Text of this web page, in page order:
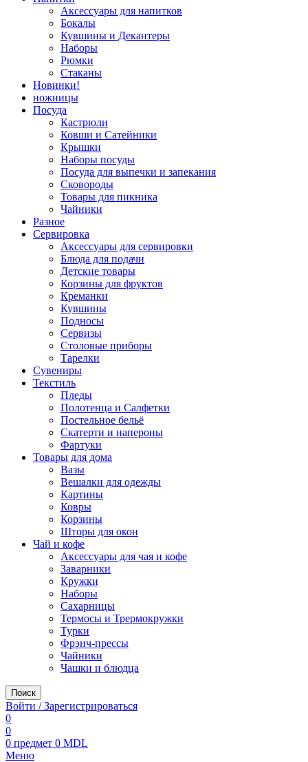
Аксессуары для напитков
Бокалы
Кувшины и Декантеры
Наборы
Рюмки
Стаканы
Новинки!
ножницы
Посуда
Кастрюли
Ковши и Сатейники
Крышки
Наборы посуды
Посуда для выпечки и запекания
Сковороды
Товары для пикника
Чайники
Разное
Сервировка
Аксессуары для сервировки
Блюда для подачи
Детские товары
Корзины для фруктов
Креманки
Кувшины
Подносы
Сервизы
Столовые приборы
Тарелки
Сувениры
Текстиль
Пледы
Полотенца и Салфетки
Постельное бельё
Скатерти и напероны
Фартуки
Товары для дома
Вазы
Вешалки для одежды
Картины
Ковры
Корзины
Шторы для окон
Чай и кофе
Аксессуары для чая и кофе
Заварники
Кружки
Наборы
Сахарницы
Термосы и Трермокружки
Турки
Фрэнч-прессы
Чайники
Чашки и блюдца
Поиск
Войти / Зарегистрироваться
0
0
0 предмет 0 MDL
Меню